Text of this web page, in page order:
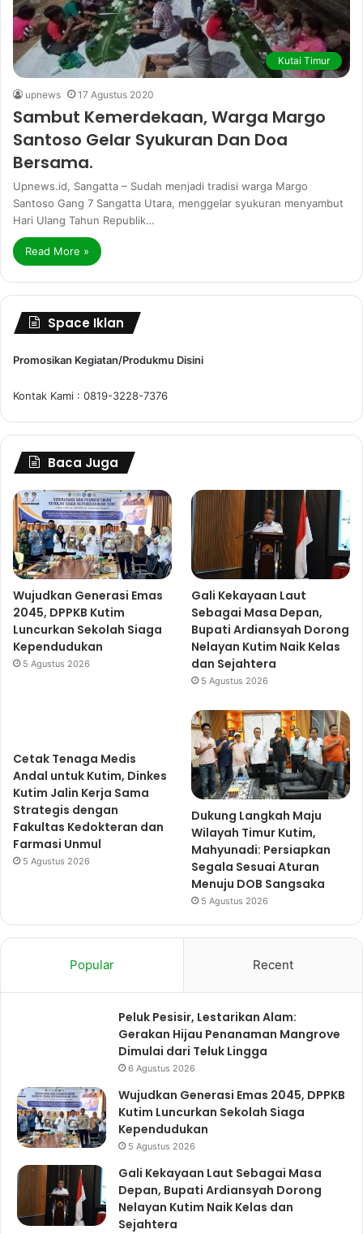
Kutai Timur
upnews 17 Agustus 2020
Sambut Kemerdekaan, Warga Margo
Santoso Gelar Syukuran Dan Doa
Bersama.
Upnews.id, Sangatta – Sudah menjadi tradisi warga Margo
Santoso Gang 7 Sangatta Utara, menggelar syukuran menyambut
Hari Ulang Tahun Republik…
Read More »
Space Iklan
Promosikan Kegiatan/Produkmu Disini
Kontak Kami : 0819-3228-7376
Baca Juga
Wujudkan Generasi Emas
2045, DPPKB Kutim
Luncurkan Sekolah Siaga
Kependudukan
5 Agustus 2026
Gali Kekayaan Laut
Sebagai Masa Depan,
Bupati Ardiansyah Dorong
Nelayan Kutim Naik Kelas
dan Sejahtera
5 Agustus 2026
Cetak Tenaga Medis
Andal untuk Kutim, Dinkes
Kutim Jalin Kerja Sama
Strategis dengan
Fakultas Kedokteran dan
Farmasi Unmul
5 Agustus 2026
Dukung Langkah Maju
Wilayah Timur Kutim,
Mahyunadi: Persiapkan
Segala Sesuai Aturan
Menuju DOB Sangsaka
5 Agustus 2026
Popular Recent
Peluk Pesisir, Lestarikan Alam:
Gerakan Hijau Penanaman Mangrove
Dimulai dari Teluk Lingga
6 Agustus 2026
Wujudkan Generasi Emas 2045, DPPKB
Kutim Luncurkan Sekolah Siaga
Kependudukan
5 Agustus 2026
Gali Kekayaan Laut Sebagai Masa
Depan, Bupati Ardiansyah Dorong
Nelayan Kutim Naik Kelas dan
Sejahtera